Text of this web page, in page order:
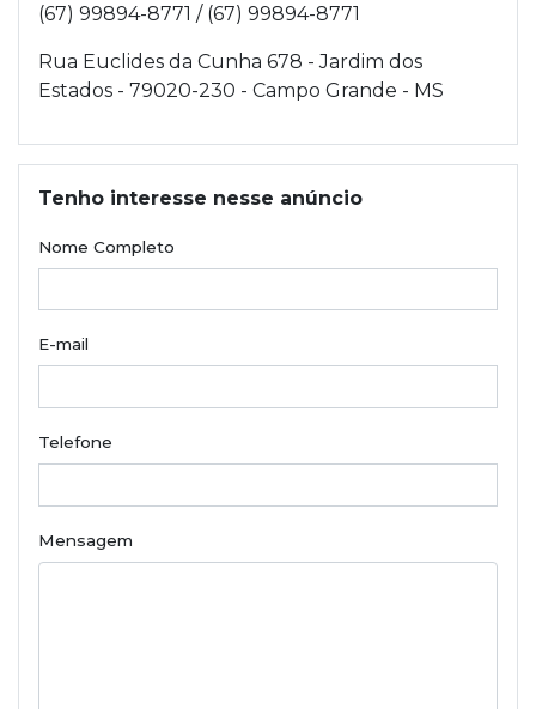
(67) 99894-8771 / (67) 99894-8771
Rua Euclides da Cunha 678 - Jardim dos
Estados - 79020-230 - Campo Grande - MS
Tenho interesse nesse anúncio
Nome Completo
E-mail
Telefone
Mensagem